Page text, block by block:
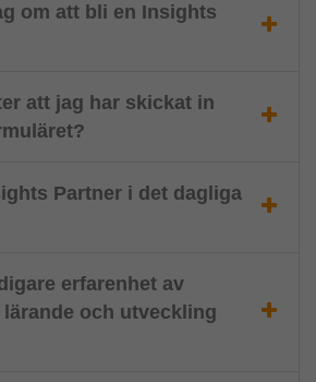
om att bli en Insights
att jag har skickat in
Partner i det dagliga
erfarenhet av
och utveckling